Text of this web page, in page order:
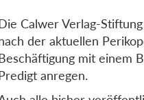
Calwer Verlag-
der aktuellen
mit einem
anregen.